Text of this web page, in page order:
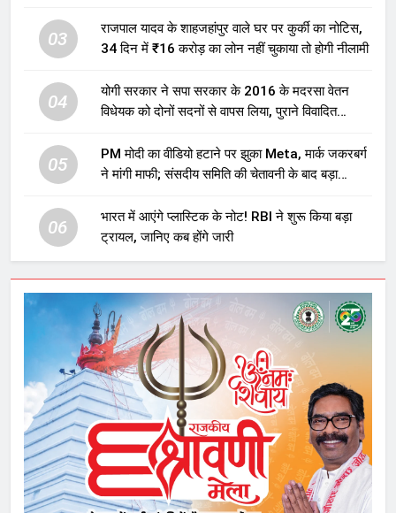
03
राजपाल यादव के शाहजहांपुर वाले घर पर कुर्की का नोटिस,
34 दिन में ₹16 करोड़ का लोन नहीं चुकाया तो होगी नीलामी
04
योगी सरकार ने सपा सरकार के 2016 के मदरसा वेतन
विधेयक को दोनों सदनों से वापस लिया, पुराने विवादित
05
PM मोदी का वीडियो हटाने पर झुका Meta, मार्क जकरबर्ग
ने मांगी माफी; संसदीय समिति की चेतावनी के बाद बड़ा
06
भारत में आएंगे प्लास्टिक के नोट! RBI ने शुरू किया बड़ा
ट्रायल, जानिए कब होंगे जारी